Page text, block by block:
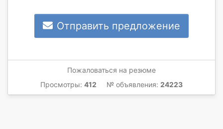
Отправить предложение
Пожаловаться на резюме
Просмотры: 412 № объявления: 24223